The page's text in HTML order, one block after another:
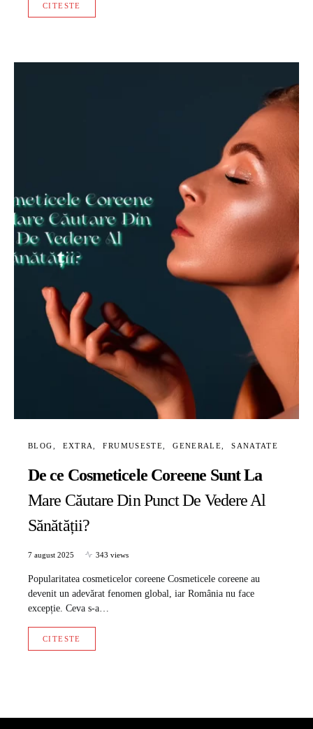
CITESTE
BLOG EXTRA FRUMUSESTE GENERALE SANATATE
De ce Cosmeticele Coreene Sunt La
Mare Căutare Din Punct De Vedere Al
Sănătății?
7 august 2025 343 views
Popularitatea cosmeticelor coreene Cosmeticele coreene au
devenit un adevărat fenomen global, iar România nu face
excepție. Ceva s-a…
CITESTE